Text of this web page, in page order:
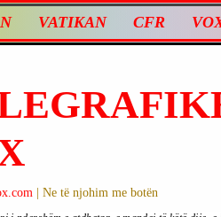
VATIKAN CFR
| Ne të njohim me botën